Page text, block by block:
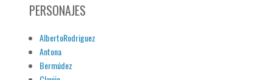
PERSONAJES
AlbertoRodriguez
Antona
Bermúdez